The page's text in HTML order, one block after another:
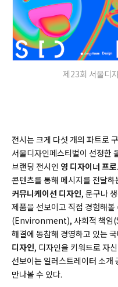
제23회 서울디
전시는 크게 다섯 개의 파트로
서울디자인페스티벌이 선정한
브랜딩 전시인 영 디자이너 프
콘텐츠를 통해 메시지를 전달
커뮤니케이션 디자인, 문구나
제품을 선보이고 직접 경험해볼
(Environment), 사회적 책임
해결에 동참해 경영하고 있는
디자인, 디자인을 키워드로 자
선보이는 일러스트레이터 소개
만나볼 수 있다.